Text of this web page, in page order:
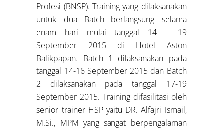
Profesi (BNSP). Training yang dilaksanakan
untuk dua Batch berlangsung selama
enam hari mulai tanggal 14 – 19
September 2015 di Hotel Aston
Balikpapan. Batch 1 dilaksanakan pada
tanggal 14-16 September 2015 dan Batch
2 dilaksanakan pada tanggal 17-19
September 2015. Training difasilitasi oleh
senior trainer HSP yaitu DR. Alfajri Ismail,
M.Si., MPM yang sangat berpengalaman